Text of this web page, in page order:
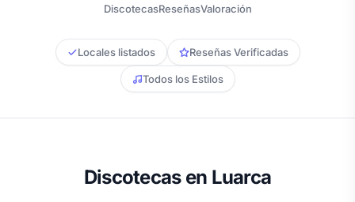
DiscotecasReseñasValoración
Locales listados Reseñas Verificadas
Todos los Estilos
Discotecas en Luarca